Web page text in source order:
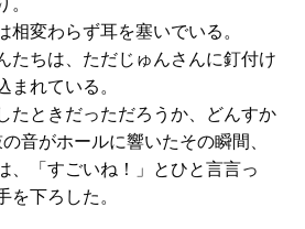
相変わらず耳を塞いでいる。
たちは、ただじゅんさんに釘付け
まれている。
たときだっただろうか、どんすか
音がホールに響いたその瞬間、
、「すごいね！」とひと言言っ
を下ろした。